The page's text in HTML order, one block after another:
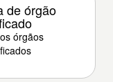
de órgão
órgãos